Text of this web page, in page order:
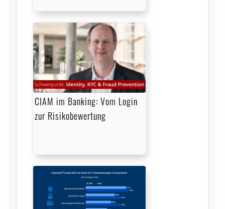
CIAM im Banking: Vom Login
zur Risikobewertung